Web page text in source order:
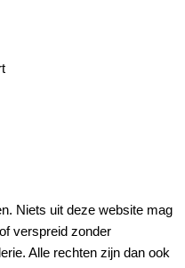
Niets uit deze website mag
verspreid zonder
Alle rechten zijn dan ook